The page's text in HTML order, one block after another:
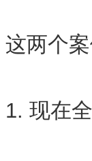
这两个
1. 现在